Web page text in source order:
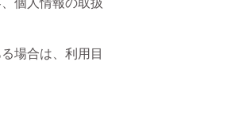
個人情報の取扱
場合は、利用目